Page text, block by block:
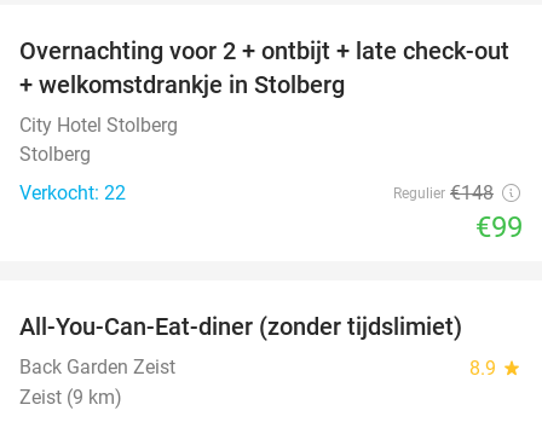
33%
Overnachting voor 2 + ontbijt + late check-out
+ welkomstdrankje in Stolberg
City Hotel Stolberg
Stolberg
Verkocht: 22
Regulier €148
€99
All-You-Can-Eat-diner (zonder tijdslimiet)
Back Garden Zeist 8.9 star
Zeist (9 km)